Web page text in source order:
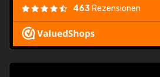
463 Rezensionen